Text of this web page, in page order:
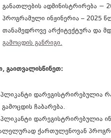
განათლების ადმინისტრირება −
პროგრამული ინჟინერია – 2025
თანამედროვე არქიტექტურა და
გამოცდის განრიგი.
გაითვალისწინეთ:
დარეგისტრირებულია
გამოცდის ჩაბარება.
დარეგისტრირებულია
ქართულენოვან